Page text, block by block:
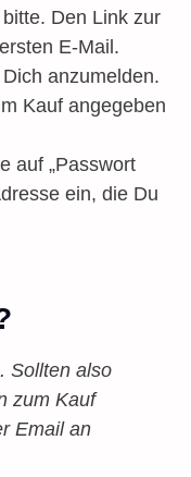
Den Link zur
E-Mail.
anzumelden.
Kauf angegeben
auf „Passwort
ein, die Du
Sollten also
zum Kauf
Email an